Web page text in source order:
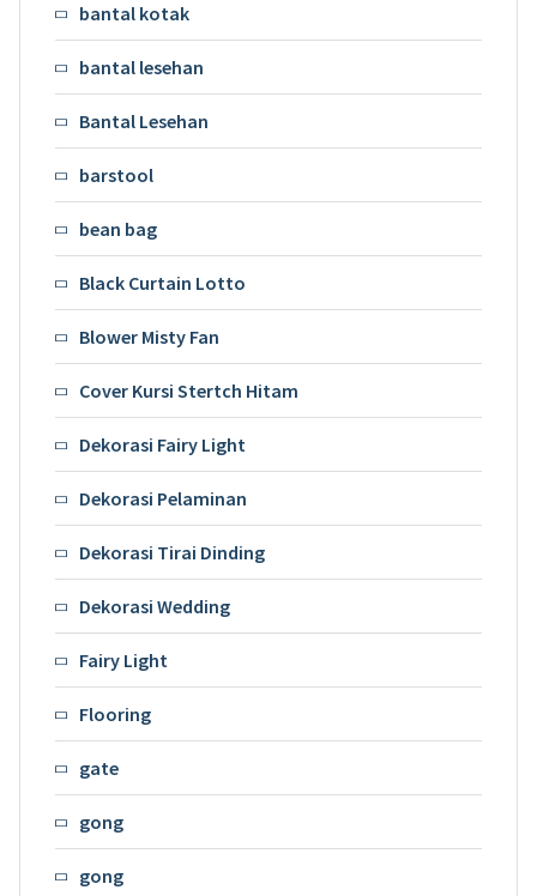
bantal kotak
bantal lesehan
Bantal Lesehan
barstool
bean bag
Black Curtain Lotto
Blower Misty Fan
Cover Kursi Stertch Hitam
Dekorasi Fairy Light
Dekorasi Pelaminan
Dekorasi Tirai Dinding
Dekorasi Wedding
Fairy Light
Flooring
gate
gong
gong